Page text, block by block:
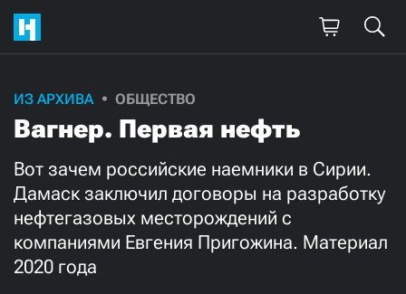
ИЗ АРХИВА ОБЩЕСТВО
Вагнер. Первая нефть
Вот зачем российские наемники в Сирии.
Дамаск заключил договоры на разработку
нефтегазовых месторождений с
компаниями Евгения Пригожина. Материал
2020 года
Поддержите
нашу работу!
Ежемесячно Разово
3000 1000
500